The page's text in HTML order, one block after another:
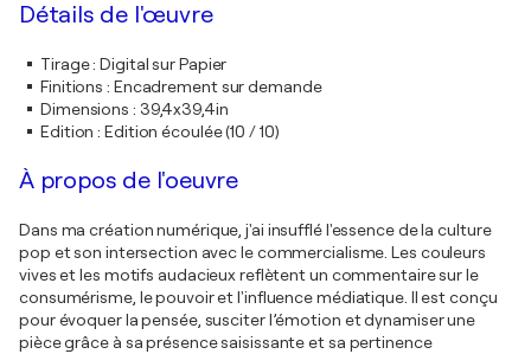
Détails de l'œuvre
Tirage:Digital sur Papier
Finitions : Encadrement sur demande
Dimensions : 39,4x39,4in
Edition :Edition écoulée (10 / 10)
À propos de l'oeuvre
Dans ma création numérique, j'ai insufflé l'essence de la culture
pop et son intersection avec le commercialisme. Les couleurs
vives et les motifs audacieux reflètent un commentaire sur le
consumérisme, le pouvoir et l'influence médiatique. Il est conçu
pour évoquer la pensée, susciter l’émotion et dynamiser une
pièce grâce à sa présence saisissante et sa pertinence